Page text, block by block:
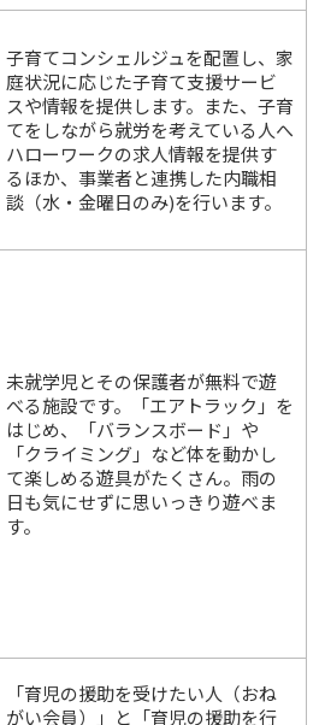
子育てコンシェルジュを配置し、家
庭状況に応じた子育て支援サービ
スや情報を提供します。また、子育
てをしながら就労を考えている人へ
ハローワークの求人情報を提供す
るほか、事業者と連携した内職相
談（水・金曜日のみ)を行います。
未就学児とその保護者が無料で遊
べる施設です。「エアトラック」を
はじめ、「バランスボード」や
「クライミング」など体を動かし
て楽しめる遊具がたくさん。雨の
日も気にせずに思いっきり遊べま
す。
「育児の援助を受けたい人（おね
がい会員）」と「育児の援助を行